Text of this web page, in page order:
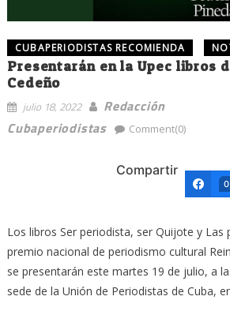
CUBAPERIODISTAS RECOMIENDA
Presentarán en la Upec libros
Cedeño
julio 18, 2022
Redacción
Cubaperiodistas
Comment(0)
Compartir
0
Los libros Ser periodista, ser Quijote y Las
premio nacional de periodismo cultural
se presentarán este martes 19 de julio, a
sede de la Unión de Periodistas de Cuba,